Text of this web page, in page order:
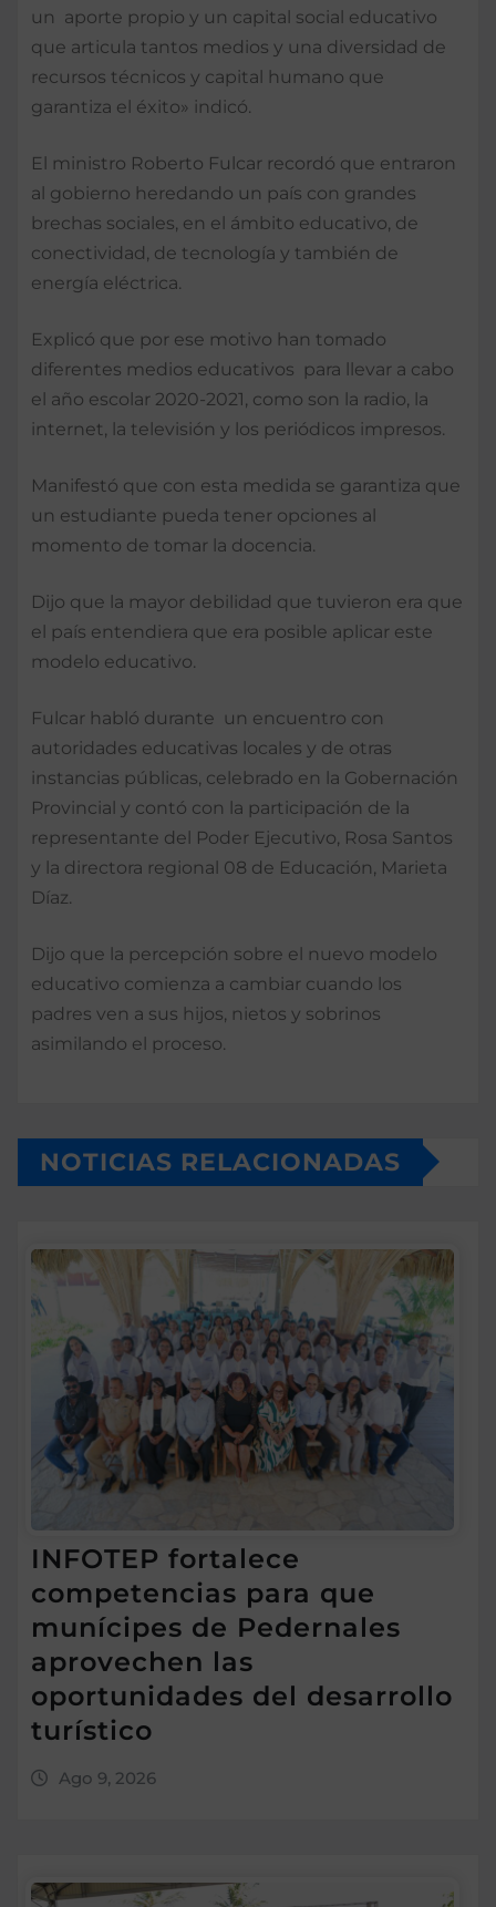
un aporte propio y un capital social educativo
que articula tantos medios y una diversidad de
recursos técnicos y capital humano que
garantiza el éxito» indicó.
El ministro Roberto Fulcar recordó que entraron
al gobierno heredando un país con grandes
brechas sociales, en el ámbito educativo, de
conectividad, de tecnología y también de
energía eléctrica.
Explicó que por ese motivo han tomado
diferentes medios educativos para llevar a cabo
el año escolar 2020-2021, como son la radio, la
internet, la televisión y los periódicos impresos.
Manifestó que con esta medida se garantiza que
un estudiante pueda tener opciones al
momento de tomar la docencia.
Dijo que la mayor debilidad que tuvieron era que
el país entendiera que era posible aplicar este
modelo educativo.
Fulcar habló durante un encuentro con
autoridades educativas locales y de otras
instancias públicas, celebrado en la Gobernación
Provincial y contó con la participación de la
representante del Poder Ejecutivo, Rosa Santos
y la directora regional 08 de Educación, Marieta
Díaz.
Dijo que la percepción sobre el nuevo modelo
educativo comienza a cambiar cuando los
padres ven a sus hijos, nietos y sobrinos
asimilando el proceso.
NOTICIAS RELACIONADAS
INFOTEP fortalece
competencias para que
munícipes de Pedernales
aprovechen las
oportunidades del desarrollo
turístico
Ago 9, 2026